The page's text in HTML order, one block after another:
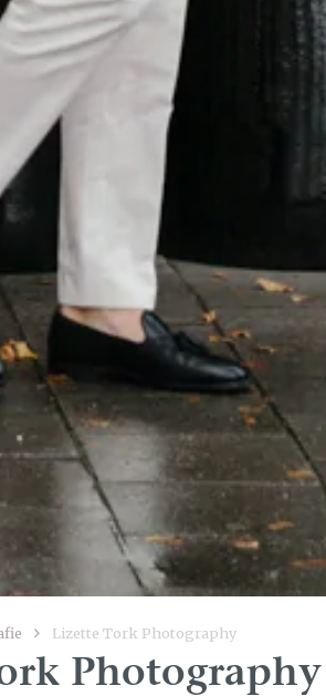
Lizette Tork Photography
Photography